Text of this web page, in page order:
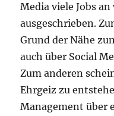
Media viele Jobs
ausgeschrieben.
Grund der Nähe
auch über Social
Zum anderen
Ehrgeiz zu
Management über